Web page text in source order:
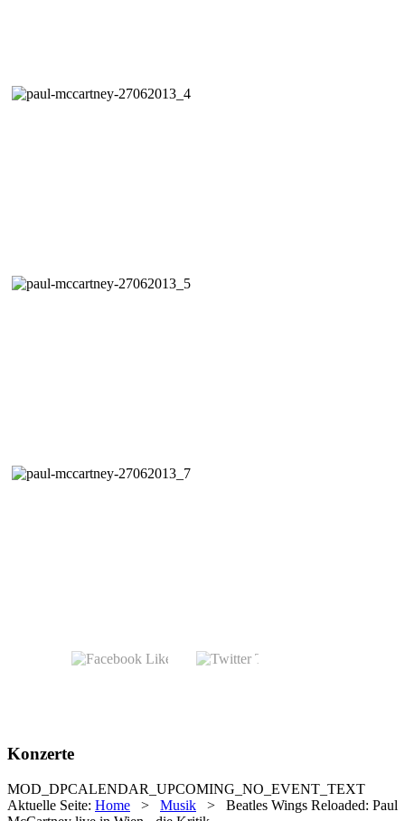
Konzerte
MOD_DPCALENDAR_UPCOMING_NO_EVENT_TEXT
Aktuelle Seite: Home > Musik > Beatles Wings Reloaded: Paul